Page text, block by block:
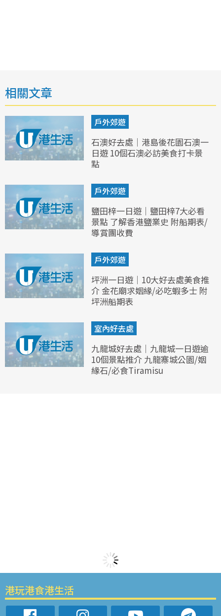
相關文章
戶外郊遊
石澳好去處｜港島後花園石澳一
日遊 10個石澳必訪美食打卡景
點
戶外郊遊
鹽田梓一日遊｜鹽田梓7大必看
景點 了解香港鹽業史 附船期表/
導賞團收費
戶外郊遊
坪洲一日遊｜10大好去處美食推
介 金花廟求姻緣/必吃蝦多士 附
坪洲船期表
室內好去處
九龍城好去處｜九龍城一日遊逾
10個景點推介 九龍寨城公園/姻
緣石/必食Tiramisu
港玩港食港生活